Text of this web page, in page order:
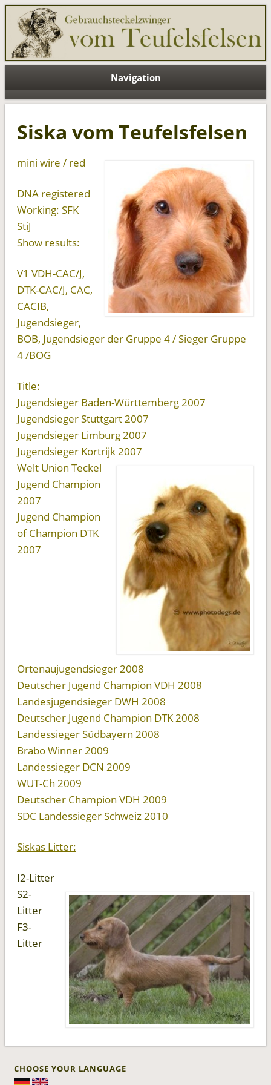
Teufelsfelsen EN
Navigation
Siska vom Teufelsfelsen
mini wire / red
DNA registered
Working: SFK
StiJ
Show results:
V1 VDH-CAC/J,
DTK-CAC/J, CAC,
CACIB,
Jugendsieger,
BOB, Jugendsieger der Gruppe 4 / Sieger Gruppe
4 /BOG
Title:
Jugendsieger Baden-Württemberg 2007
Jugendsieger Stuttgart 2007
Jugendsieger Limburg 2007
Jugendsieger Kortrijk 2007
Welt Union Teckel
Jugend Champion
2007
Jugend Champion
of Champion DTK
2007
Ortenaujugendsieger 2008
Deutscher Jugend Champion VDH 2008
Landesjugendsieger DWH 2008
Deutscher Jugend Champion DTK 2008
Landessieger Südbayern 2008
Brabo Winner 2009
Landessieger DCN 2009
WUT-Ch 2009
Deutscher Champion VDH 2009
SDC Landessieger Schweiz 2010
Siskas Litter:
I2-Litter
S2-
Litter
F3-
Litter
CHOOSE YOUR LANGUAGE